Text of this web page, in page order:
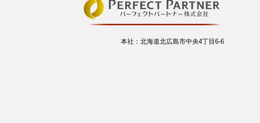
本社：北海道北広島市中央4丁目6-6